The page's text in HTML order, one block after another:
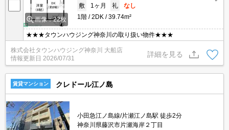
画像：22枚
敷
1ヶ月 礼
なし
1階
2DK 39.74m²
★★★タウンハウジング神奈川の取り扱い物件★★★
株式会社タウンハウジング神奈川 大船店
情報更新日 2026/07/31
詳細を見る
賃貸マンション クレドール江ノ島
小田急江ノ島線/片瀬江ノ島駅 徒歩2分
神奈川県藤沢市片瀬海岸２丁目